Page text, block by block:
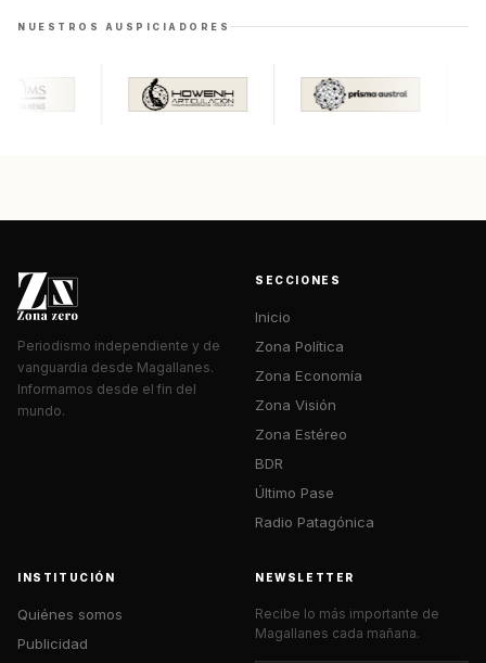
NUESTROS AUSPICIADORES
Periodismo independiente y de
vanguardia desde Magallanes.
Informamos desde el fin del
mundo.
SECCIONES
Inicio
Zona Política
Zona Economía
Zona Visión
Zona Estéreo
BDR
Último Pase
Radio Patagónica
INSTITUCIÓN
Quiénes somos
Publicidad
NEWSLETTER
Recibe lo más importante de
Magallanes cada mañana.